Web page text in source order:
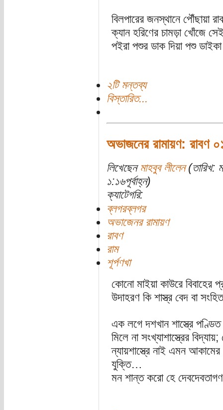
বিলপারের জনস্থানে পৌঁছায়া
ক্যান হরিণের চামড়া খোঁজে
পইরা পশুর ডাক দিয়া পশু
২টি মন্তব্য
বিস্তারিত...
অভাজনের রামায়ণ: রাবণ
লিখেছেন মাহবুব লীলেন(তারিখ:
১:১৬পূর্বাহ্ন)
ক্যাটেগরি:
ব্লগরব্লগর
অভাজেনর রামায়ণ
রাবণ
রাম
শূর্পণখা
কোনো মাইয়া কাউরে বিবাহের
উদাহরণ কি শাস্ত্র বেদ বা
এক লগে দশখান শাস্ত্রে পণ্ডিত
মিলে না সংখ্যাশাস্ত্রের
ন্যায়শাস্ত্রে নাই এমন আকামের
যুক্তি…
মন শান্ত করো হে